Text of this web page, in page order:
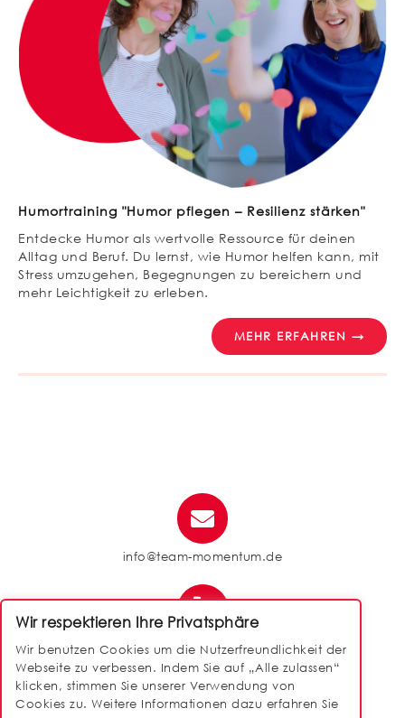
Wir respektieren Ihre Privatsphäre
Wir benutzen Cookies um die Nutzerfreundlichkeit der
Webseite zu verbessen. Indem Sie auf „Alle zulassen“
klicken, stimmen Sie unserer Verwendung von
Cookies zu. Weitere Informationen dazu erfahren Sie
Humortraining "Humor pflegen – Resilienz stärken"
Entdecke Humor als wertvolle Ressource für deinen
Alltag und Beruf. Du lernst, wie Humor helfen kann, mit
Stress umzugehen, Begegnungen zu bereichern und
mehr Leichtigkeit zu erleben.
MEHR ERFAHREN →
info@team-momentum.de
040 / 88 14 50 90